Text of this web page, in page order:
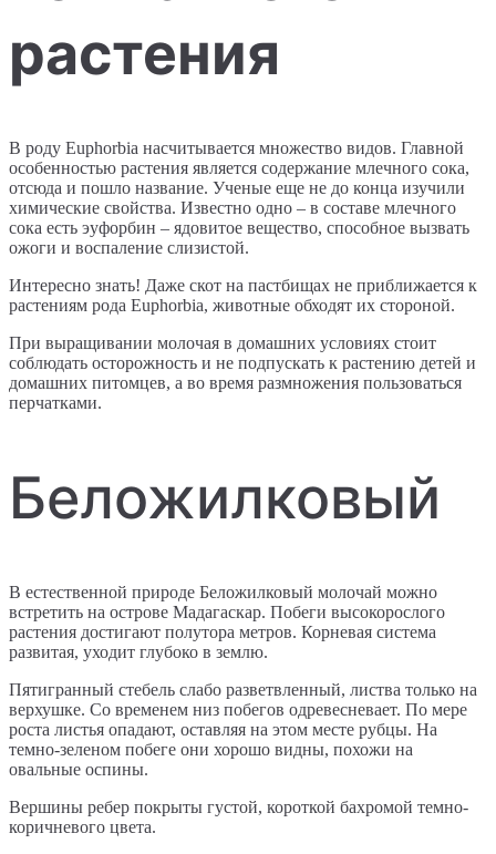
растения
В роду Euphorbia насчитывается множество видов. Главной
особенностью растения является содержание млечного сока,
отсюда и пошло название. Ученые еще не до конца изучили
химические свойства. Известно одно – в составе млечного
сока есть эуфорбин – ядовитое вещество, способное вызвать
ожоги и воспаление слизистой.
Интересно знать! Даже скот на пастбищах не приближается к
растениям рода Euphorbia, животные обходят их стороной.
При выращивании молочая в домашних условиях стоит
соблюдать осторожность и не подпускать к растению детей и
домашних питомцев, а во время размножения пользоваться
перчатками.
Беложилковый
В естественной природе Беложилковый молочай можно
встретить на острове Мадагаскар. Побеги высокорослого
растения достигают полутора метров. Корневая система
развитая, уходит глубоко в землю.
Пятигранный стебель слабо разветвленный, листва только на
верхушке. Со временем низ побегов одревесневает. По мере
роста листья опадают, оставляя на этом месте рубцы. На
темно-зеленом побеге они хорошо видны, похожи на
овальные оспины.
Вершины ребер покрыты густой, короткой бахромой темно-
коричневого цвета.